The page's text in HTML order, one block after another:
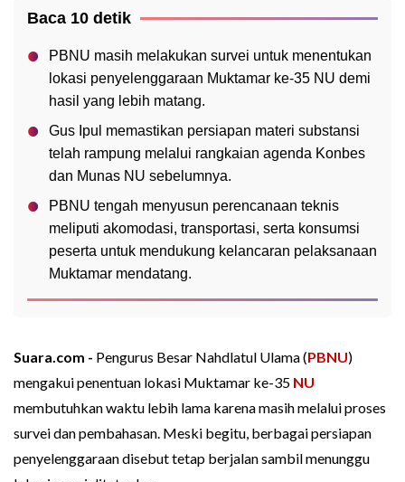
Baca 10 detik
PBNU masih melakukan survei untuk menentukan
lokasi penyelenggaraan Muktamar ke-35 NU demi
hasil yang lebih matang.
Gus Ipul memastikan persiapan materi substansi
telah rampung melalui rangkaian agenda Konbes
dan Munas NU sebelumnya.
PBNU tengah menyusun perencanaan teknis
meliputi akomodasi, transportasi, serta konsumsi
peserta untuk mendukung kelancaran pelaksanaan
Muktamar mendatang.
Suara.com - Pengurus Besar Nahdlatul Ulama (PBNU)
mengakui penentuan lokasi Muktamar ke-35 NU
membutuhkan waktu lebih lama karena masih melalui proses
survei dan pembahasan. Meski begitu, berbagai persiapan
penyelenggaraan disebut tetap berjalan sambil menunggu